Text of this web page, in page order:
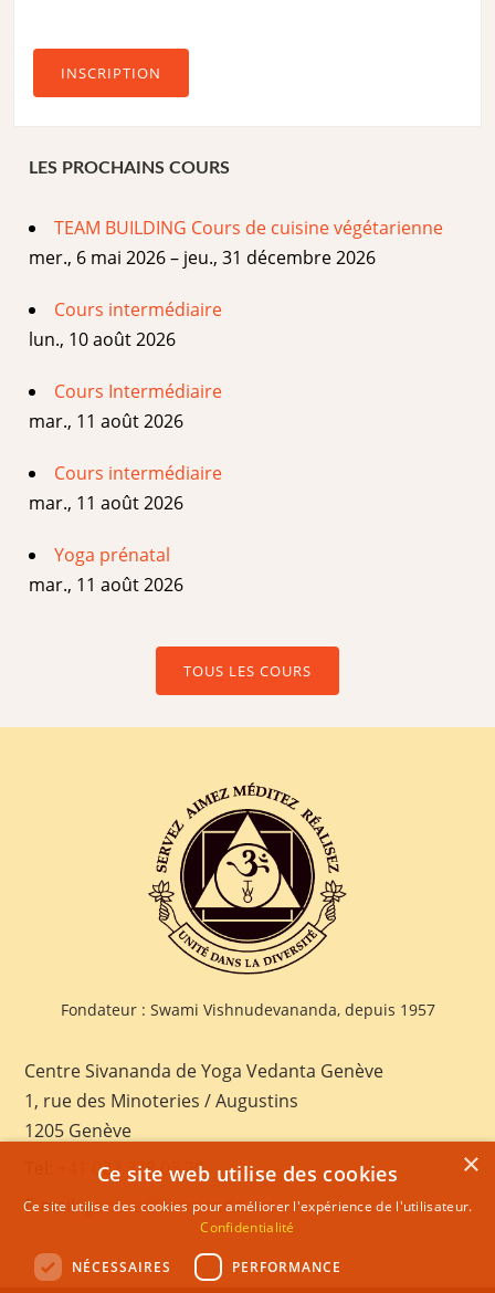
INSCRIPTION
LES PROCHAINS COURS
TEAM BUILDING Cours de cuisine végétarienne
mer., 6 mai 2026 – jeu., 31 décembre 2026
Cours intermédiaire
lun., 10 août 2026
Cours Intermédiaire
mar., 11 août 2026
Cours intermédiaire
mar., 11 août 2026
Yoga prénatal
mar., 11 août 2026
TOUS LES COURS
Fondateur : Swami Vishnudevananda, depuis 1957
Centre Sivananda de Yoga Vedanta Genève
1, rue des Minoteries / Augustins
1205 Genève
+41 022 328 03 28
E-mail:geneva@sivananda.net
×
Ce site web utilise des cookies
Ce site utilise des cookies pour améliorer l'expérience de l'utilisateur.
Confidentialité
NÉCESSAIRES PERFORMANCE